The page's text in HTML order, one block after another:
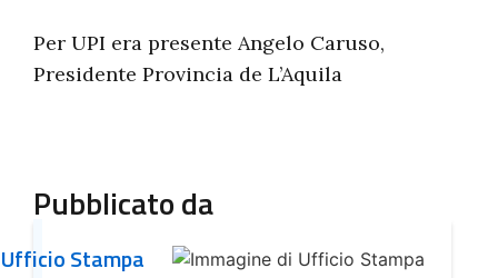
Per UPI era presente Angelo Caruso,
Presidente Provincia de L’Aquila
Pubblicato da
Ufficio Stampa